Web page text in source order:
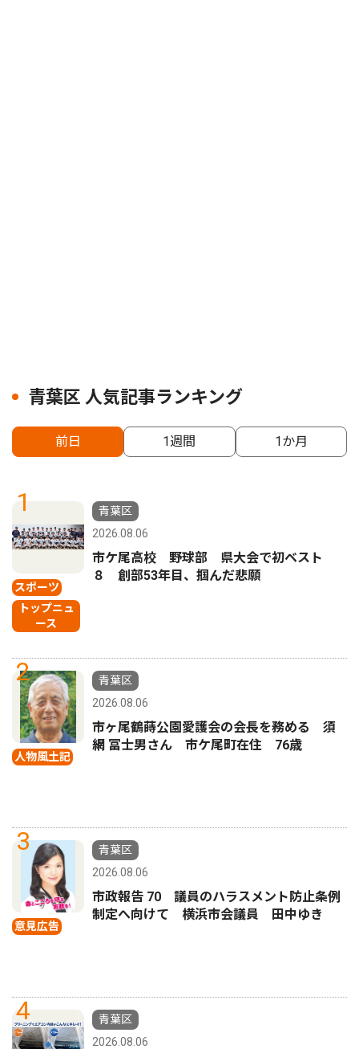
青葉区 人気記事ランキング
前日 1週間 1か月
1
スポーツ
トップニュ
ース
青葉区
2026.08.06
市ケ尾高校 野球部 県大会で初ベスト
８ 創部53年目、掴んだ悲願
2
人物風土記
青葉区
2026.08.06
市ヶ尾鶴蒔公園愛護会の会長を務める 須
網 冨士男さん 市ケ尾町在住 76歳
3
意見広告
青葉区
2026.08.06
市政報告 70 議員のハラスメント防止条例
制定へ向けて 横浜市会議員 田中ゆき
4
青葉区
2026.08.06